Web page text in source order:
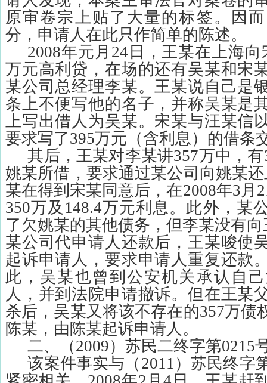
原审卷宗上贴了大量的标签。因
分，申请人在此只作简单的陈述。
2008年元月 24 日，王某在上海
万元高利贷，在场的还有吴某和宋
某公司总经理李某。王某说自己是
条上不便写他的名子，并称吴某是
上写出借人为吴某。宋某与汪某信
要求写了395万元（含利息）的借条
其后，王某对李某讲357万中，有
姚某所借，要求通过某公司向姚某
某在得到宋某同意后，在2008年3月
350万及 148.4万元利息。此外，某
了欠姚某的其他债务，但李某没有
某公司代申请人还款后，王某唆使
起诉申请人，要求申请人重复还款
此，吴某也曾到公安机关承认自
人，并到法院申请撤诉。但在王某
杀后，吴某又将该不存在的357万债
陈某，由陈某起诉申请人。
二、（2009）苏民二终字第0215
该案件事实与（ 2011 ）苏民终字